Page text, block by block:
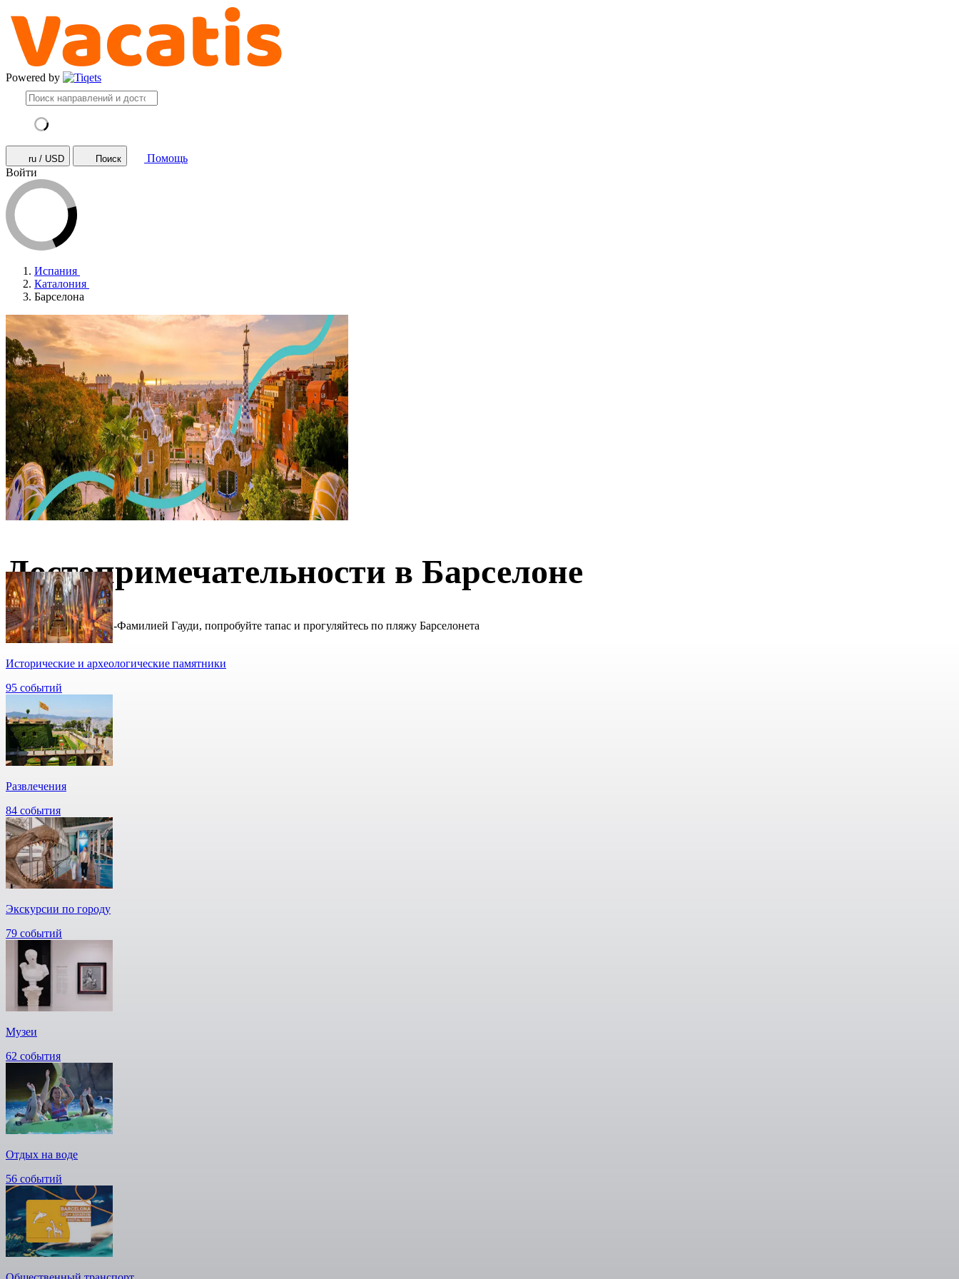
Powered by
ru / USD Поиск
Помощь
Войти
Испания
Каталония
Барселона
Достопримечательности в Барселоне
Полюбуйтесь Саграда-Фамилией Гауди, попробуйте тапас и прогуляйтесь по пляжу Барселонета
Исторические и археологические памятники
95 событий
Развлечения
84 события
Экскурсии по городу
79 событий
Музеи
62 события
Отдых на воде
56 событий